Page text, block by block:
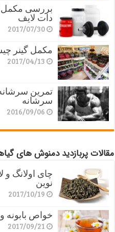
بررسی مکمل
دات لایف
2017/07/30
مکمل گینر
2017/04/13
تمرین
سرشانه
2016/09/06
مقالات پربازدید دمنوش های
چای اولانگ
نوین
2017/10/19
خواص بابونه
2017/09/21